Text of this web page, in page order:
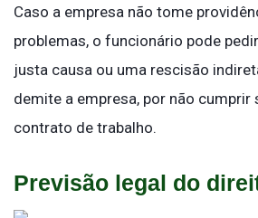
Caso a empresa não tome
problemas, o funcionário pode
justa causa ou uma rescisão
demite a empresa, por não cumprir
contrato de trabalho.
Previsão legal do